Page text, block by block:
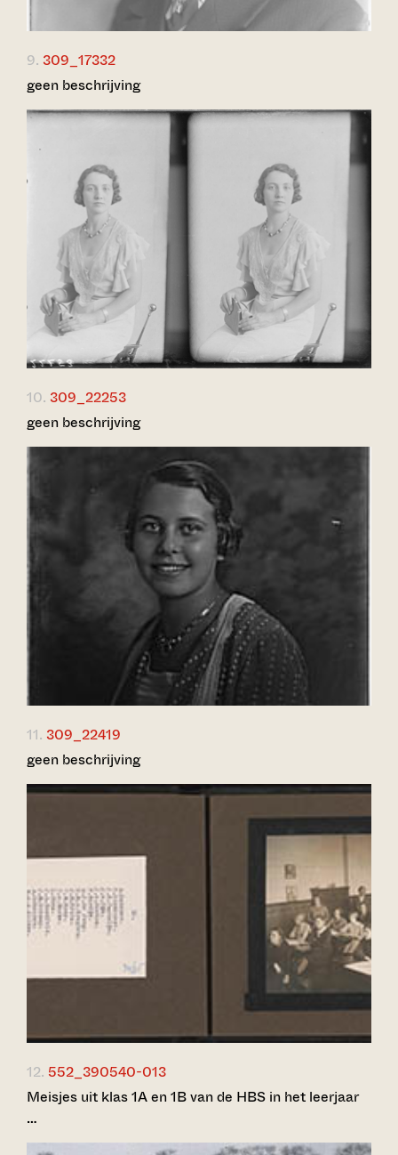
9. 309_17332
geen beschrijving
10. 309_22253
geen beschrijving
11. 309_22419
geen beschrijving
12. 552_390540-013
Meisjes uit klas 1A en 1B van de HBS in het leerjaar
…